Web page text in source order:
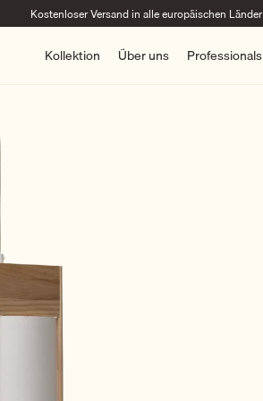
Kostenloser Versand in alle europäischen Länder
Kollektion Über uns Professionals